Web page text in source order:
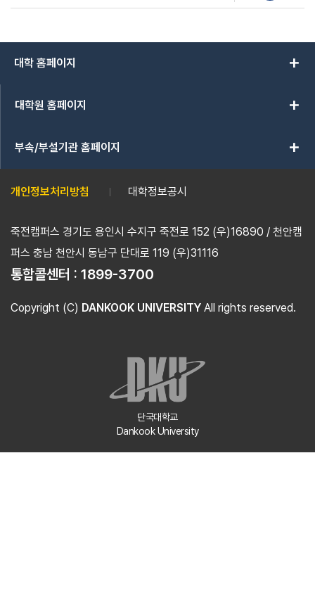
대학 홈페이지 add
대학원 홈페이지 add
부속/부설기관 홈페이지 add
개인정보처리방침 대학정보공시
죽전캠퍼스 경기도 용인시 수지구 죽전로 152 (우)16890 / 천안캠
퍼스 충남 천안시 동남구 단대로 119 (우)31116
통합콜센터 : 1899-3700
Copyright (C) DANKOOK UNIVERSITY All rights reserved.
단국대학교
Dankook University